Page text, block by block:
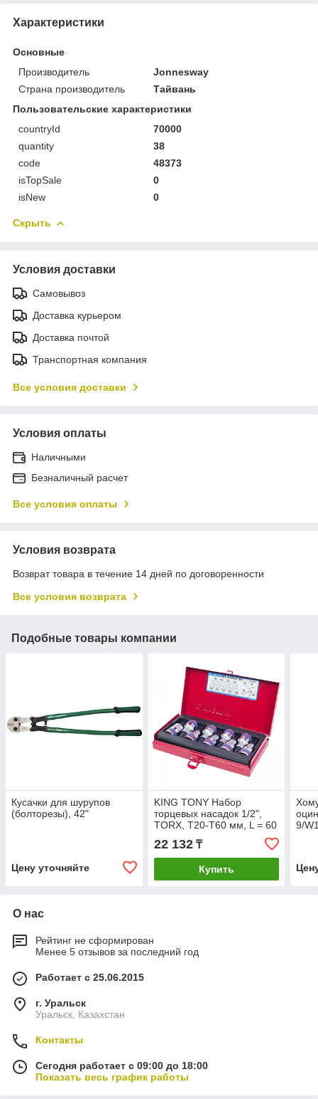
Характеристики
Основные
Производитель
Jonnesway
Страна производитель
Тайвань
Пользовательские характеристики
countryId
70000
quantity
38
code
48373
isTopSale
0
isNew
0
Скрыть
Условия доставки
Самовывоз
Доставка курьером
Доставка почтой
Транспортная компания
Все условия доставки
Условия оплаты
Наличными
Безналичный расчет
Все условия оплаты
Условия возврата
Возврат товара в течение 14 дней по договоренности
Все условия возврата
Подобные товары компании
Кусачки для шурупов
(болторезы), 42"
Цену уточняйте
KING TONY Набор
торцевых насадок 1/2",
TORX, Т20-Т60 мм, L = 60
мм, 9 предметов KING
TONY 4109PR
22 132₸
Купить
9/
О нас
Рейтинг не сформирован
Менее 5 отзывов за последний год
Работает с 25.06.2015
г. Уральск
Уральск, Казахстан
Контакты
Сегодня работает с 09:00 до 18:00
Показать весь график работы